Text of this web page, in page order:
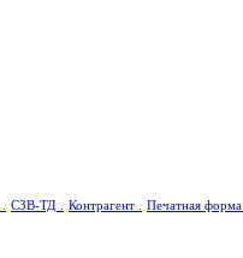
СЗВ-ТД . Контрагент . Печатная форма .